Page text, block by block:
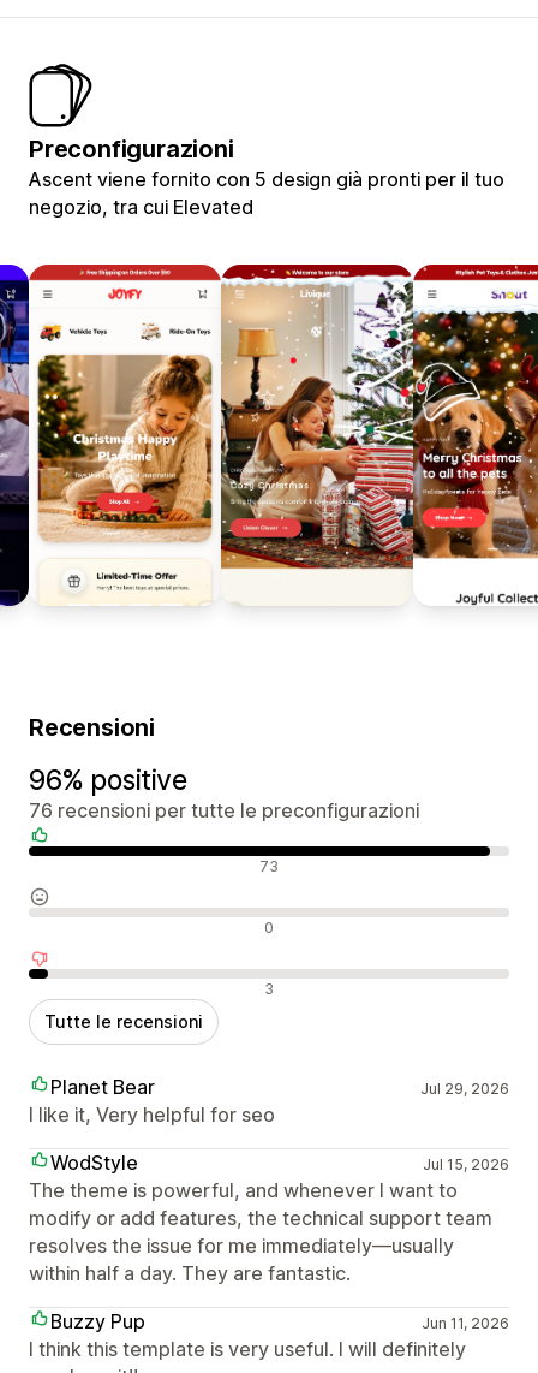
Preconfigurazioni
Ascent viene fornito con 5 design già pronti per il tuo
negozio, tra cui Elevated
Recensioni
96% positive
76 recensioni per tutte le preconfigurazioni
73
0
3
Tutte le recensioni
Planet Bear Jul 29, 2026
I like it, Very helpful for seo
WodStyle
Jul 15, 2026
The theme is powerful, and whenever I want to
modify or add features, the technical support team
resolves the issue for me immediately—usually
within half a day. They are fantastic.
Buzzy Pup
Jun 11, 2026
I think this template is very useful. I will definitely